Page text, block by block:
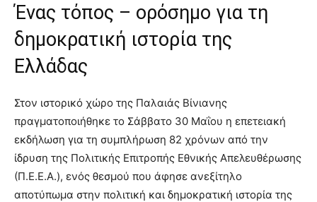
Ένας τόπος – ορόσημο για τη
δημοκρατική ιστορία της
Ελλάδας
Στον ιστορικό χώρο της Παλαιάς Βίνιανης
πραγματοποιήθηκε το Σάββατο 30 Μαΐου η επετειακή
εκδήλωση για τη συμπλήρωση 82 χρόνων από την
ίδρυση της Πολιτικής Επιτροπής Εθνικής Απελευθέρωσης
(Π.Ε.Ε.Α.), ενός θεσμού που άφησε ανεξίτηλο
αποτύπωμα στην πολιτική και δημοκρατική ιστορία της